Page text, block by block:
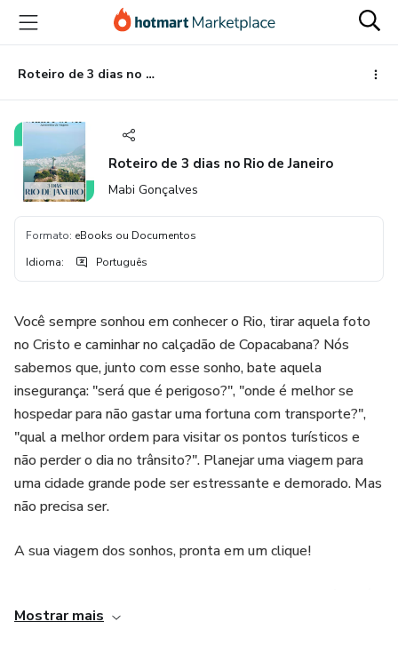
para
conteúdo
principal
para
pagamento
para
rodapé
Roteiro de 3 dias no Rio de Janeiro
Roteiro de 3 dias no Rio de Janeiro
Mabi Gonçalves
Formato: eBooks ou Documentos
Idioma: Português
Você sempre sonhou em conhecer o Rio, tirar aquela foto
no Cristo e caminhar no calçadão de Copacabana? Nós
sabemos que, junto com esse sonho, bate aquela
insegurança: "será que é perigoso?", "onde é melhor se
hospedar para não gastar uma fortuna com transporte?",
"qual a melhor ordem para visitar os pontos turísticos e
não perder o dia no trânsito?". Planejar uma viagem para
uma cidade grande pode ser estressante e demorado. Mas
não precisa ser.
A sua viagem dos sonhos, pronta em um clique!
apenas uma lista de lugares. É um guia completo e
Mostrar mais